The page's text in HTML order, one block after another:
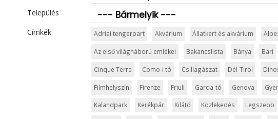
Település
Címkék
Adriai tengerpart Akvárium Állatkert és akvárium
Az első világháború emlékei Bakancslista Bánya Bari
Cinque Terre Como-i tó Csillagászat Dél-Tirol
Filmhelyszín Firenze Friuli Garda-tó Genova
Kalandpark Kerékpár Kilátó Közlekedés Legszebb